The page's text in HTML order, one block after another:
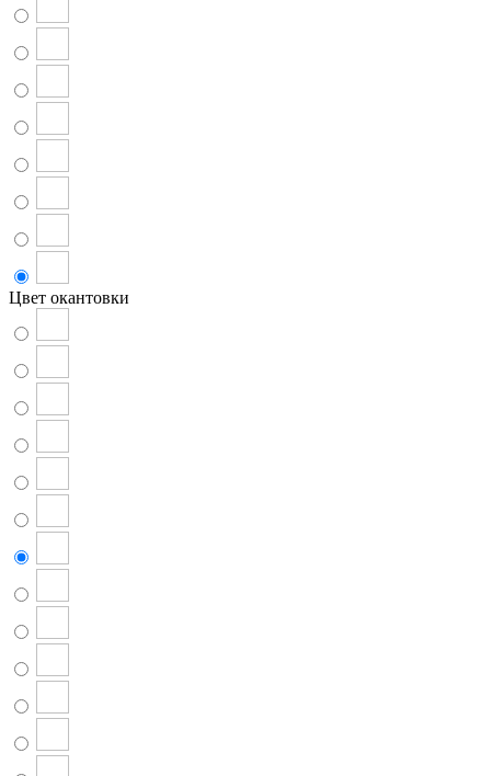
Цвет окантовки